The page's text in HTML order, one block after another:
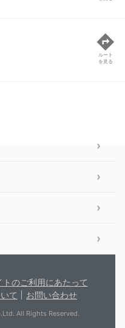
ルート
を見る
トのご利用にあたって
て
お問い合わせ
All Rights Reserved.